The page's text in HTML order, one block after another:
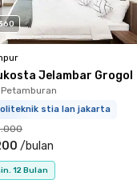
Jelambar Grogol
stia lan jakarta
/bulan
12 Bulan